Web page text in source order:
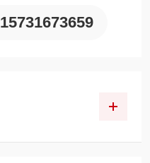
15731673659